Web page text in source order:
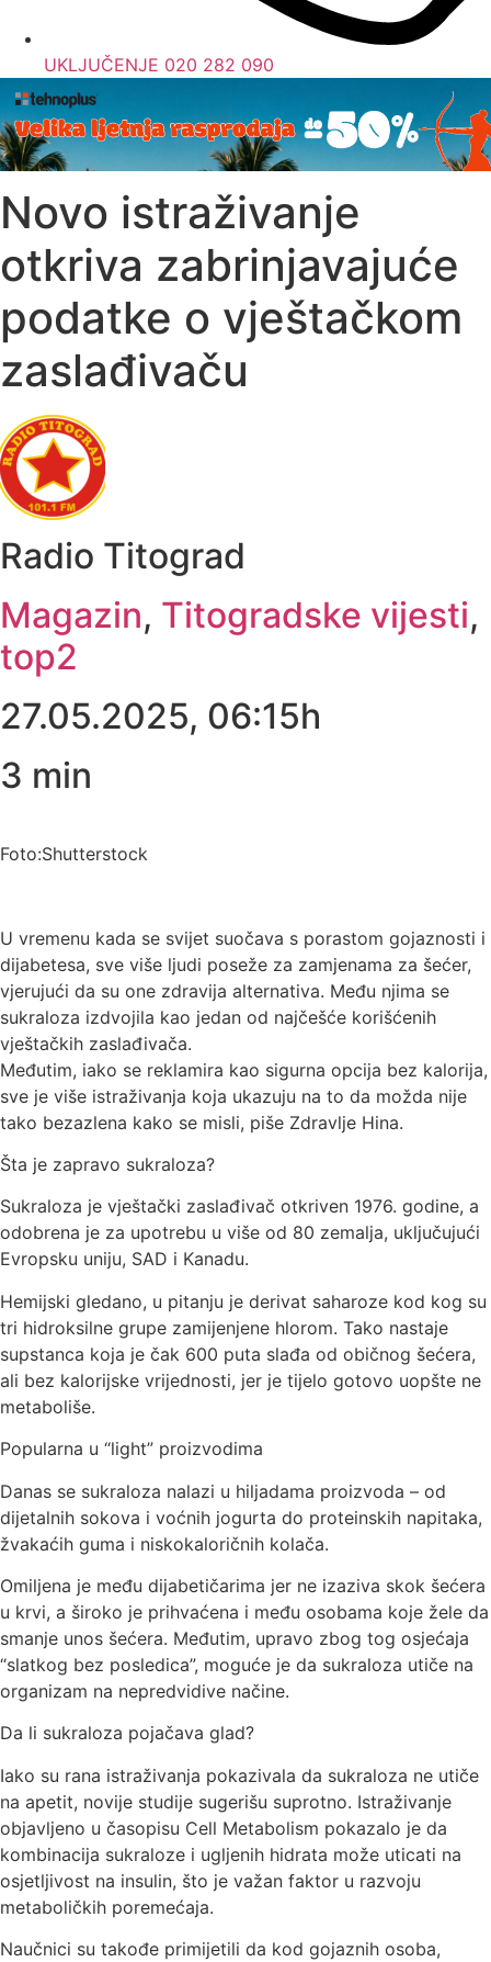
UKLJUČENJE 020 282 090
Novo istraživanje
otkriva zabrinjavajuće
podatke o vještačkom
zaslađivaču
Radio Titograd
Magazin, Titogradske vijesti,
top2
27.05.2025, 06:15h
3 min
Foto:Shutterstock
U vremenu kada se svijet suočava s porastom gojaznosti i
dijabetesa, sve više ljudi poseže za zamjenama za šećer,
vjerujući da su one zdravija alternativa. Među njima se
sukraloza izdvojila kao jedan od najčešće korišćenih
vještačkih zaslađivača.
Međutim, iako se reklamira kao sigurna opcija bez kalorija,
sve je više istraživanja koja ukazuju na to da možda nije
tako bezazlena kako se misli, piše Zdravlje Hina.
Šta je zapravo sukraloza?
Sukraloza je vještački zaslađivač otkriven 1976. godine, a
odobrena je za upotrebu u više od 80 zemalja, uključujući
Evropsku uniju, SAD i Kanadu.
Hemijski gledano, u pitanju je derivat saharoze kod kog su
tri hidroksilne grupe zamijenjene hlorom. Tako nastaje
supstanca koja je čak 600 puta slađa od običnog šećera,
ali bez kalorijske vrijednosti, jer je tijelo gotovo uopšte ne
metaboliše.
Popularna u “light” proizvodima
Danas se sukraloza nalazi u hiljadama proizvoda – od
dijetalnih sokova i voćnih jogurta do proteinskih napitaka,
žvakaćih guma i niskokaloričnih kolača.
Omiljena je među dijabetičarima jer ne izaziva skok šećera
u krvi, a široko je prihvaćena i među osobama koje žele da
smanje unos šećera. Međutim, upravo zbog tog osjećaja
“slatkog bez posledica”, moguće je da sukraloza utiče na
organizam na nepredvidive načine.
Da li sukraloza pojačava glad?
Iako su rana istraživanja pokazivala da sukraloza ne utiče
na apetit, novije studije sugerišu suprotno. Istraživanje
objavljeno u časopisu Cell Metabolism pokazalo je da
kombinacija sukraloze i ugljenih hidrata može uticati na
osjetljivost na insulin, što je važan faktor u razvoju
metaboličkih poremećaja.
Naučnici su takođe primijetili da kod gojaznih osoba,